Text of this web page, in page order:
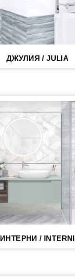
ДЖУЛИЯ / JULIA
ИНТЕРНИ / INTERNI